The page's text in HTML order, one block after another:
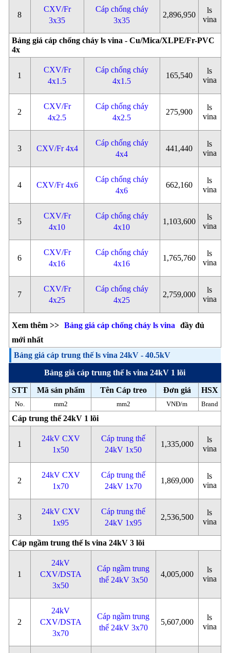
8
CXV/Fr
3x35
Cáp chống cháy
3x35
2,896,950
ls
vina
Bảng giá cáp chống cháy ls vina - Cu/Mica/XLPE/Fr-PVC
4x
1
CXV/Fr
4x1.5
Cáp chống cháy
4x1.5
165,540
ls
vina
2
CXV/Fr
4x2.5
Cáp chống cháy
4x2.5
275,900
ls
vina
3 CXV/Fr 4x4
Cáp chống cháy
4x4
441,440
ls
vina
4 CXV/Fr 4x6
Cáp chống cháy
4x6
662,160
ls
vina
5
CXV/Fr
4x10
Cáp chống cháy
4x10
1,103,600
ls
vina
6
CXV/Fr
4x16
Cáp chống cháy
4x16
1,765,760
ls
vina
7
CXV/Fr
4x25
Cáp chống cháy
4x25
2,759,000
ls
vina
Xem thêm >> Bảng giá cáp chống cháy ls vina
đầy đủ
mới nhất
Bảng giá cáp trung thế ls vina 24kV - 40.5kV
Bảng giá cáp trung thế ls vina 24kV 1 lõi
STT
Mã sản phẩm Tên Cáp treo Đơn giá HSX
No. mm2 mm2 VNĐ/m Brand
Cáp trung thế 24kV 1 lõi
1
24kV CXV
1x50
Cáp trung thế
24kV 1x50
1,335,000
ls
vina
2
24kV CXV
1x70
Cáp trung thế
24kV 1x70
1,869,000
ls
vina
3
24kV CXV
1x95
Cáp trung thế
24kV 1x95
2,536,500
ls
vina
Cáp ngầm trung thế ls vina 24kV 3 lõi
1
24kV
CXV/DSTA
3x50
Cáp ngầm trung
thế 24kV 3x50
4,005,000
ls
vina
2
24kV
CXV/DSTA
3x70
Cáp ngầm trung
thế 24kV 3x70
5,607,000
ls
vina